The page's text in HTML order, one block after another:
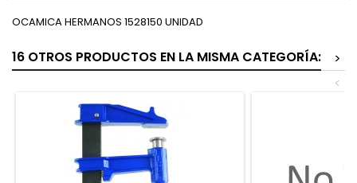
OCAMICA HERMANOS 1528150 UNIDAD
16 OTROS PRODUCTOS EN LA MISMA CATEGORÍA:
>
<